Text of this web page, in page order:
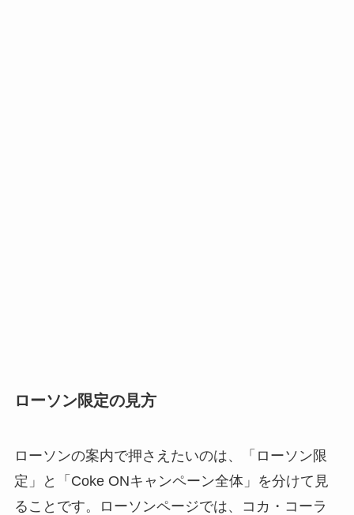
ローソン限定の見方
ローソンの案内で押さえたいのは、「ローソン限
定」と「Coke ONキャンペーン全体」を分けて見
ることです。ローソンページでは、コカ・コーラ